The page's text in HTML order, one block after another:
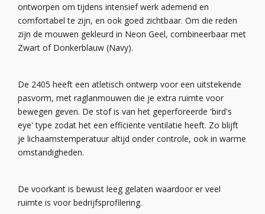
ontworpen om tijdens intensief werk ademend en
comfortabel te zijn, en ook goed zichtbaar. Om die reden
zijn de mouwen gekleurd in Neon Geel, combineerbaar met
Zwart of Donkerblauw (Navy).
De 2405 heeft een atletisch ontwerp voor een uitstekende
pasvorm, met raglanmouwen die je extra ruimte voor
bewegen geven. De stof is van het geperforeerde 'bird's
eye' type zodat het een efficiënte ventilatie heeft. Zo blijft
je lichaamstemperatuur altijd onder controle, ook in warme
omstandigheden.
De voorkant is bewust leeg gelaten waardoor er veel
ruimte is voor bedrijfsprofilering.